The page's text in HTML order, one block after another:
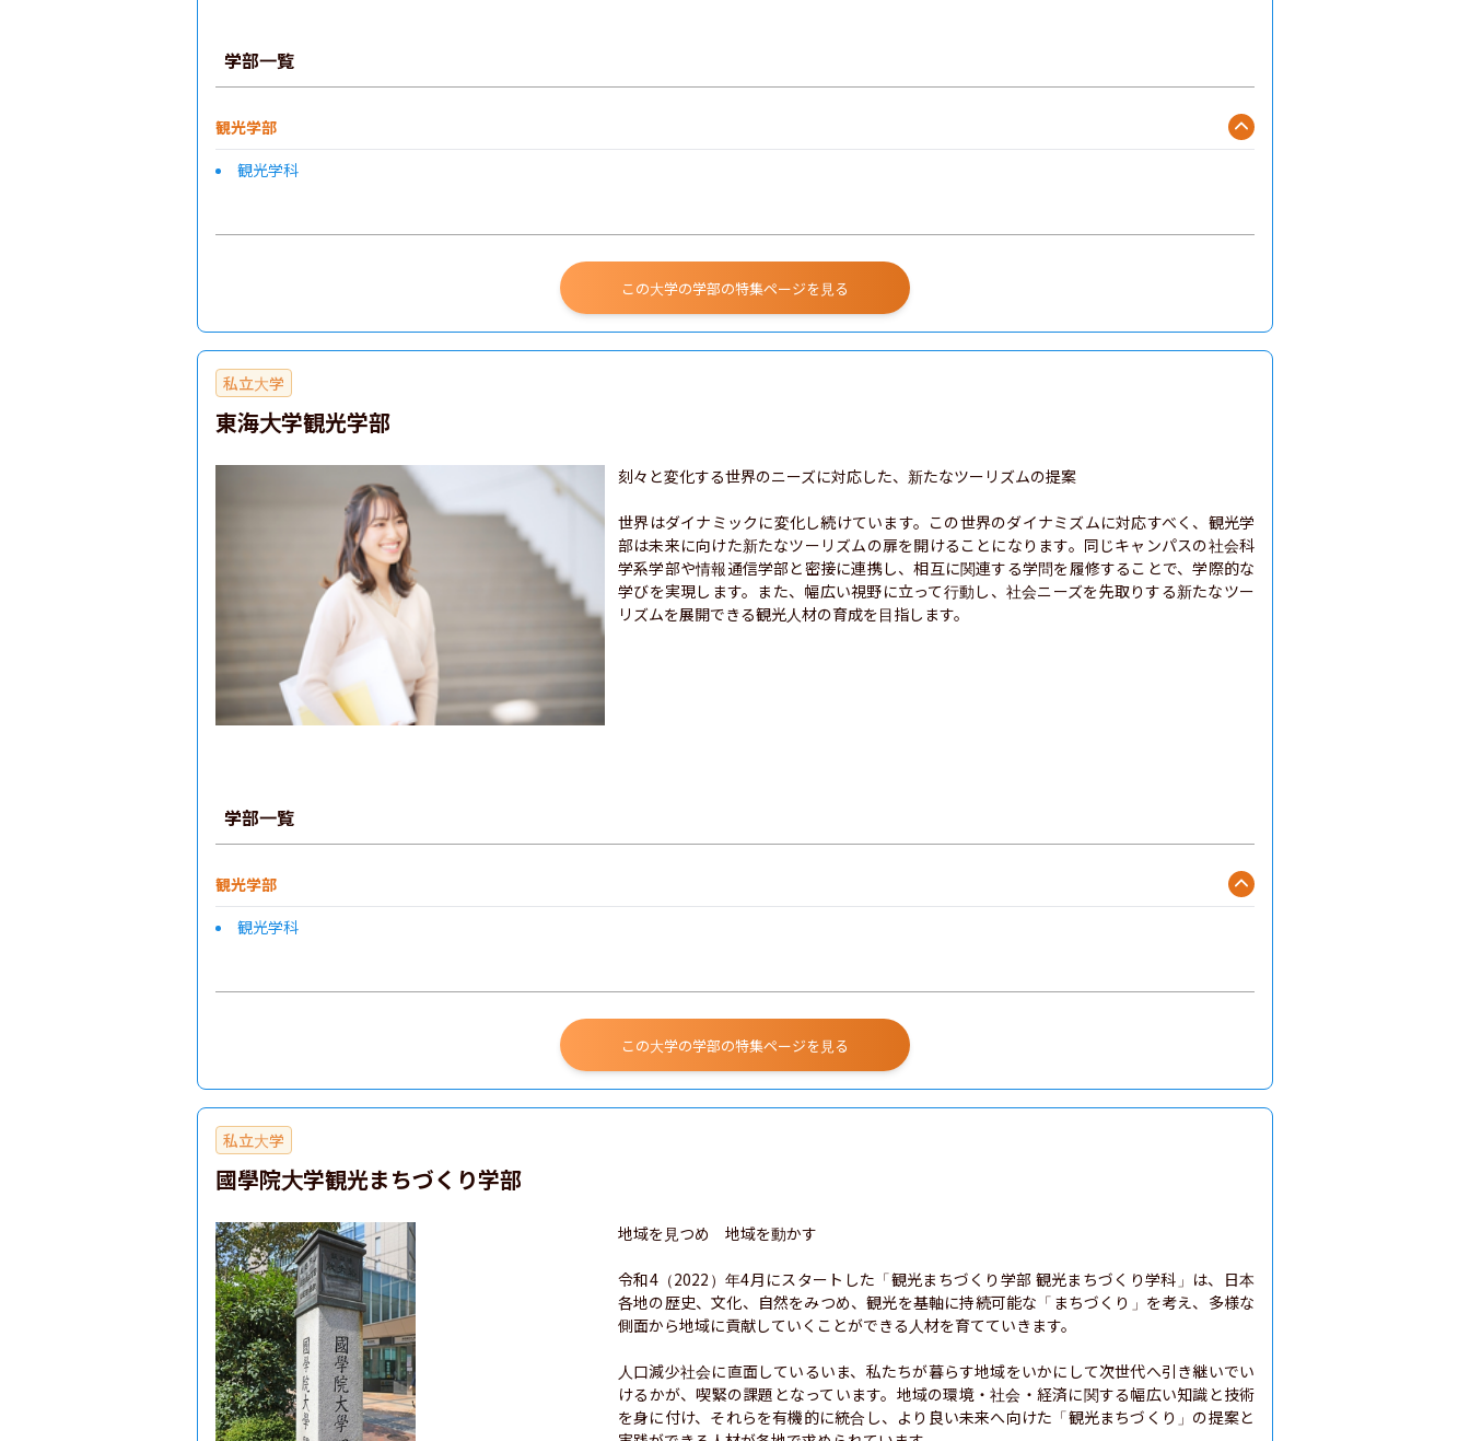
学部一覧
観光学部
観光学科
この大学の学部の特集ページを見る
私立大学
東海大学観光学部
刻々と変化する世界のニーズに対応した、新たなツーリズムの提案
世界はダイナミックに変化し続けています。この世界のダイナミズムに対応すべく、観光学
部は未来に向けた新たなツーリズムの扉を開けることになります。同じキャンパスの社会科
学系学部や情報通信学部と密接に連携し、相互に関連する学問を履修することで、学際的な
学びを実現します。また、幅広い視野に立って行動し、社会ニーズを先取りする新たなツー
リズムを展開できる観光人材の育成を目指します。
学部一覧
観光学部
観光学科
この大学の学部の特集ページを見る
私立大学
國學院大学観光まちづくり学部
地域を見つめ　地域を動かす
令和4（2022）年4月にスタートした「観光まちづくり学部 観光まちづくり学科」は、日本
各地の歴史、文化、自然をみつめ、観光を基軸に持続可能な「まちづくり」を考え、多様な
側面から地域に貢献していくことができる人材を育てていきます。
人口減少社会に直面しているいま、私たちが暮らす地域をいかにして次世代へ引き継いでい
けるかが、喫緊の課題となっています。地域の環境・社会・経済に関する幅広い知識と技術
を身に付け、それらを有機的に統合し、より良い未来へ向けた「観光まちづくり」の提案と